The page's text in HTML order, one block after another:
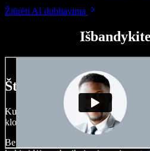
Žiūrėti AI dubliavimą
Štai ką galite nuveikti
Kurkite įgarsinimus, pridėkite
klonuokite balsą – kurkite pilnus,
Be jokių mokymų ir viskas